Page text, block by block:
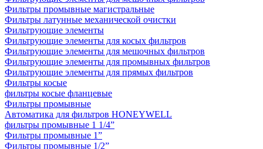
Фильтры промывные магистральные
Фильтры латунные механической очистки
Фильтрующие элементы
Фильтрующие элементы для косых фильтров
Фильтрующие элементы для мешочных фильтров
Фильтрующие элементы для промывных фильтров
Фильтрующие элементы для прямых фильтров
Фильтры косые
фильтры косые фланцевые
Фильтры промывные
Автоматика для фильтров HONEYWELL
фильтры промывные 1 1/4”
Фильтры промывные 1”
Фильтры промывные 1/2”